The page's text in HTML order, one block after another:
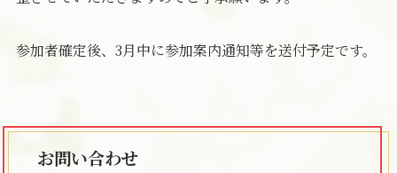
参加者確定後、3月中に参加案内通知等を送付予定です。
お問い合わせ